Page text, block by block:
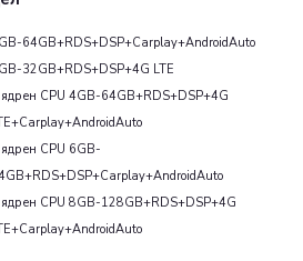
64GB+RDS+DSP+Carplay+AndroidAuto
32GB+RDS+DSP+4G LTE
CPU 4GB-64GB+RDS+DSP+4G
CPU 6GB-
CPU 8GB-128GB+RDS+DSP+4G